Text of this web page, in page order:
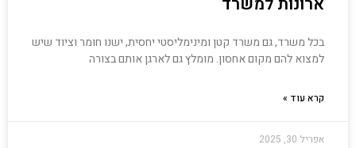
בכל משרד, גם משרד קטן ומינימליסטי יחסית, ישנו חומר וציוד שיש
למצוא להם מקום אחסון. מומלץ גם לארגן אותם בצורה
קרא עוד »
אפריל 30, 2025